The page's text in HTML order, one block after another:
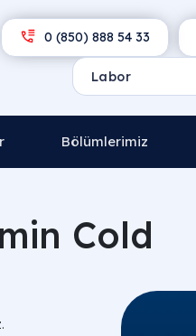
0 (850) 888 54 33
Bölümlerimiz
Cold